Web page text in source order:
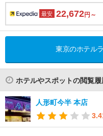
最安 22,672円～
東京のホテル
ホテルやスポットの閲覧履
人形町今半 本店